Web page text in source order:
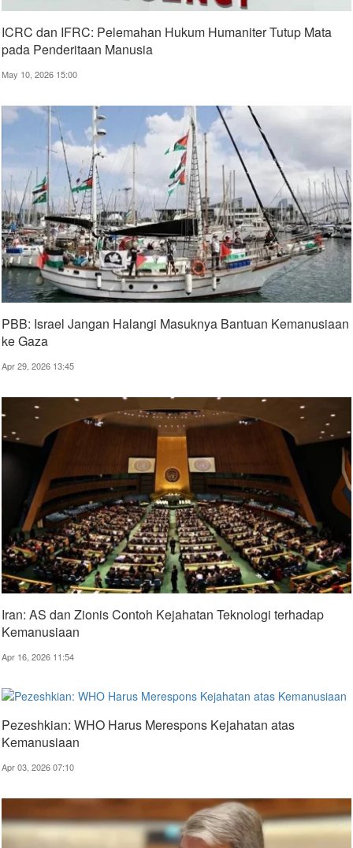
ICRC dan IFRC: Pelemahan Hukum Humaniter Tutup Mata
pada Penderitaan Manusia
May 10, 2026 15:00
PBB: Israel Jangan Halangi Masuknya Bantuan Kemanusiaan
ke Gaza
Apr 29, 2026 13:45
Iran: AS dan Zionis Contoh Kejahatan Teknologi terhadap
Kemanusiaan
Apr 16, 2026 11:54
Pezeshkian: WHO Harus Merespons Kejahatan atas
Kemanusiaan
Apr 03, 2026 07:10